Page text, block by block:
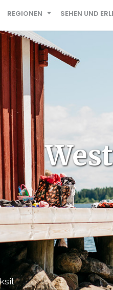
REGIONEN SEHEN UND